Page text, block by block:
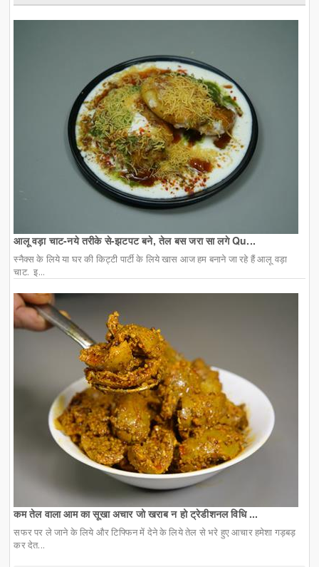
आलू वड़ा चाट-नये तरीके से-झटपट बने, तेल बस जरा सा लगे Qu...
स्नैक्स के लिये या घर की किट्टी पार्टी के लिये खास आज हम बनाने जा रहे हैं आलू वड़ा
चाट. इ...
कम तेल वाला आम का सूखा अचार जो खराब न हो ट्रेडीशनल विधि ...
सफर पर ले जाने के लिये और टिफ्फिन में देने के लिये तेल से भरे हुए आचार हमेशा गड़बड़
कर देत...